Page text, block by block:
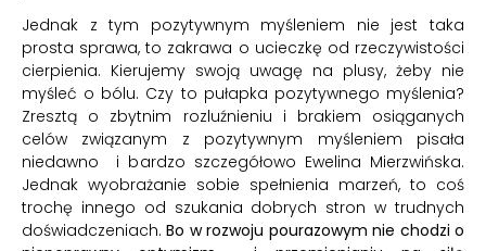
Jednak z tym pozytywnym myśleniem nie jest taka
prosta sprawa, to zakrawa o ucieczkę od rzeczywistości
cierpienia. Kierujemy swoją uwagę na plusy, żeby nie
myśleć o bólu. Czy to pułapka pozytywnego myślenia?
Zresztą o zbytnim rozluźnieniu i brakiem osiąganych
celów związanym z pozytywnym myśleniem pisała
niedawno i bardzo szczegółowo Ewelina Mierzwińska.
Jednak wyobrażanie sobie spełnienia marzeń, to coś
trochę innego od szukania dobrych stron w trudnych
doświadczeniach.Bo w rozwoju pourazowym nie chodzi o